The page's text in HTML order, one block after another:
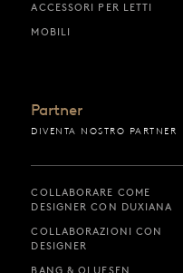
ACCESSORI PER LETTI
MOBILI
Partner
DIVENTA NOSTRO PARTNER
COLLABORARE COME
DESIGNER CON DUXIANA
COLLABORAZIONI CON
DESIGNER